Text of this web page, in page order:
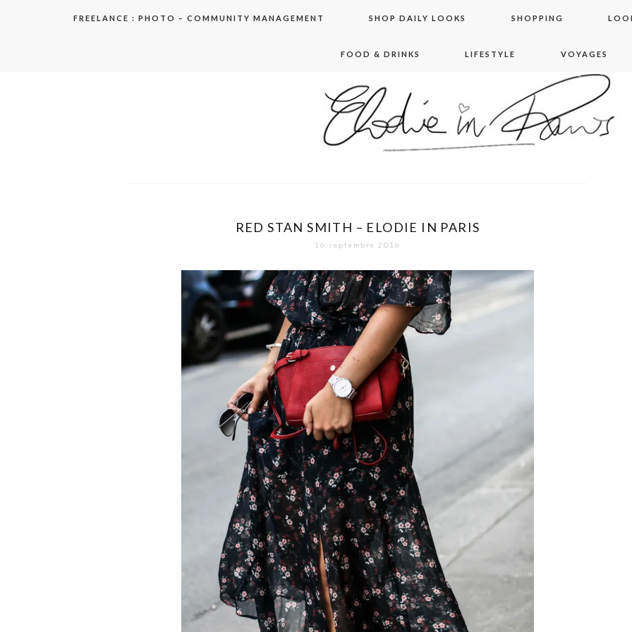
FREELANCE : PHOTO – COMMUNITY MANAGEMENT SHOP DAILY LOOKS SHOPPING
FOOD & DRINKS LIFESTYLE VOYAGES
elodie in paris
RED STAN SMITH – ELODIE IN PARIS
16 septembre 2016